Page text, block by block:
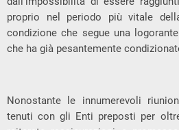
proprio nel periodo più vitale
condizione che segue una
che ha già pesantemente
Nonostante le innumerevoli
tenuti con gli Enti preposti per